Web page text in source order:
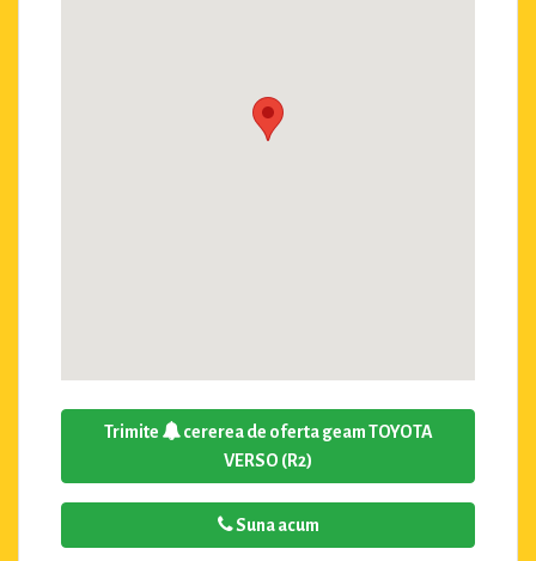
Trimite
cererea de oferta geam TOYOTA
VERSO (R2)
Suna acum